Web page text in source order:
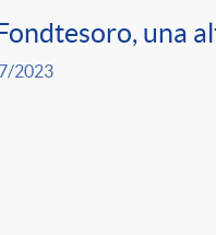
una
2023